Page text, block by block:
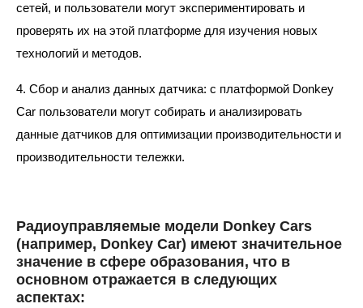
сетей, и пользователи могут экспериментировать и
проверять их на этой платформе для изучения новых
технологий и методов.
4. Сбор и анализ данных датчика: с платформой Donkey
Car пользователи могут собирать и анализировать
данные датчиков для оптимизации производительности и
производительности тележки.
Радиоуправляемые модели Donkey Cars
(например, Donkey Car) имеют значительное
значение в сфере образования, что в
основном отражается в следующих
аспектах: